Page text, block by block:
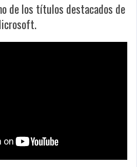
de los títulos destacados de